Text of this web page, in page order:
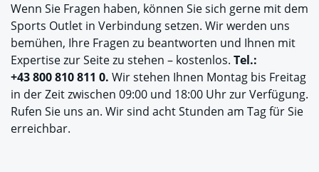
Wenn Sie Fragen haben, können Sie sich gerne mit dem
Sports Outlet in Verbindung setzen. Wir werden uns
bemühen, Ihre Fragen zu beantworten und Ihnen mit
Expertise zur Seite zu stehen – kostenlos. Tel.:
+43 800 810 811 0. Wir stehen Ihnen Montag bis Freitag
in der Zeit zwischen 09:00 und 18:00 Uhr zur Verfügung.
Rufen Sie uns an. Wir sind acht Stunden am Tag für Sie
erreichbar.